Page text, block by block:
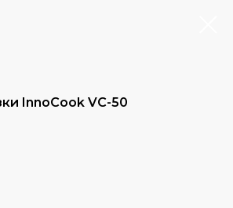
InnoCook VС-50